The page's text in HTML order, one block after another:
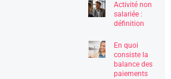
Activité non
salariée :
définition
En quoi
consiste la
balance des
paiements